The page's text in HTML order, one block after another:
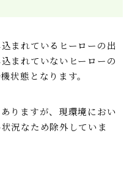
まれているヒーローの出
まれていないヒーローの
状態となります。
りますが、現環境におい
況なため除外していま